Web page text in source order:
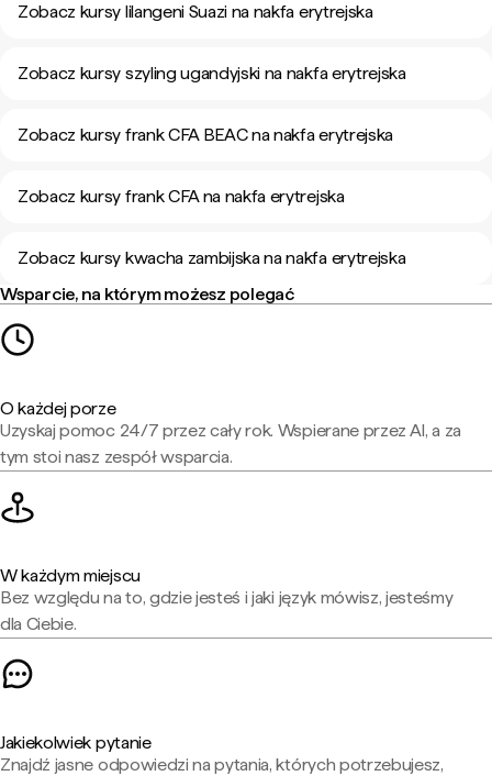
Zobacz kursy lilangeni Suazi na nakfa erytrejska
Zobacz kursy szyling ugandyjski na nakfa erytrejska
Zobacz kursy frank CFA BEAC na nakfa erytrejska
Zobacz kursy frank CFA na nakfa erytrejska
Zobacz kursy kwacha zambijska na nakfa erytrejska
Wsparcie, na którym możesz polegać
O każdej porze
Uzyskaj pomoc 24/7 przez cały rok. Wspierane przez AI, a za
tym stoi nasz zespół wsparcia.
W każdym miejscu
Bez względu na to, gdzie jesteś i jaki język mówisz, jesteśmy
dla Ciebie.
Jakiekolwiek pytanie
Znajdź jasne odpowiedzi na pytania, których potrzebujesz,